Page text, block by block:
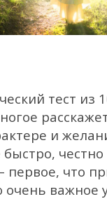
тест из
и
честно
первое, что
очень важное